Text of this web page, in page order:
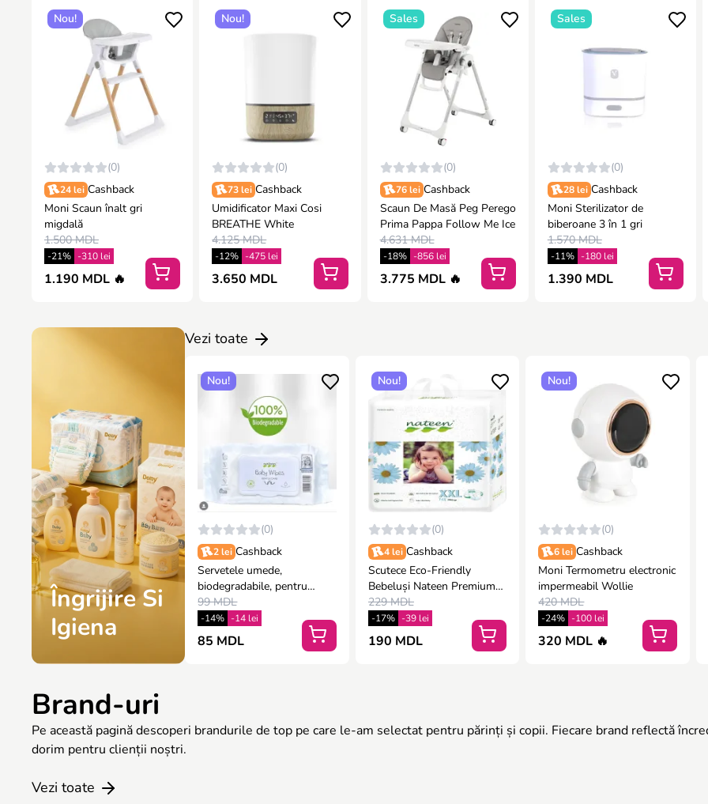
Nou!
(0)
24 lei Cashback
Moni Scaun înalt gri
migdală
1.500 MDL
-21% -310 lei
1.190 MDL 🔥
Nou!
(0)
73 lei Cashback
Umidificator Maxi Cosi
BREATHE White
4.125 MDL
-12% -475 lei
3.650 MDL
Sales
(0)
76 lei Cashback
Scaun De Masă Peg Perego
Prima Pappa Follow Me Ice
4.631 MDL
-18% -856 lei
3.775 MDL 🔥
Sales
(0)
28 lei Cashback
Moni Sterilizator de
biberoane 3 în 1 gri
1.570 MDL
-11% -180 lei
1.390 MDL
Îngrijire Si
Igiena
Vezi toate
Nou!
(0)
2 lei Cashback
Servetele umede,
biodegradabile, pentru
bebelusi, Nateen Premium,
80 bucati
99 MDL
-14% -14 lei
85 MDL
Nou!
(0)
4 lei Cashback
Scutece Eco-Friendly
Bebeluși Nateen Premium
Nr.6 peste 25 kg (14 buc) |
Protecție XXL &
Hipoalergen
229 MDL
-17% -39 lei
190 MDL
Nou!
(0)
6 lei Cashback
Moni Termometru electronic
impermeabil Wollie
420 MDL
-24% -100 lei
320 MDL 🔥
Brand-uri
Pe această pagină descoperi brandurile de top pe care le-am selectat pentru părinți și copii. Fiecare brand reflectă
dorim pentru clienții noștri.
Vezi toate